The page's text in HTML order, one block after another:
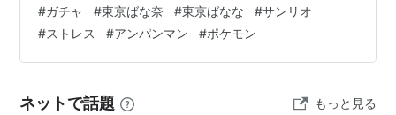
ー。こんな時でも値段はしっかり確認する！！最近のガ
チャは800円、1500円するものもある。500円でもこれ
は、と思うものでやっと回すか回さないか決断出来るの
ん。そんな感じで、この日はガチャコーナーを幾つか回
#ガチャ #東京ばな奈 #東京ばなな #サンリオ
#ストレス #アンパンマン #ポケモン
ネットで話題 もっと見る